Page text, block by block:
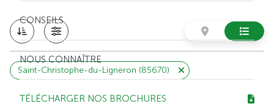
CONSEILS
NOUS CONNAÎTRE
TÉLÉCHARGER NOS BROCHURES
Saint-Christophe-du-Ligneron (85670)